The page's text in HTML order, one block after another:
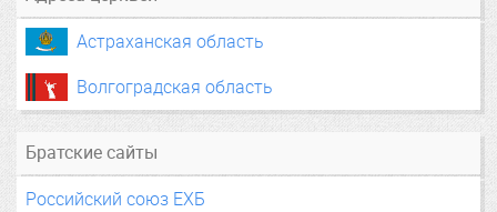
Астраханская область
Волгоградская область
Братские сайты
Российский союз ЕХБ